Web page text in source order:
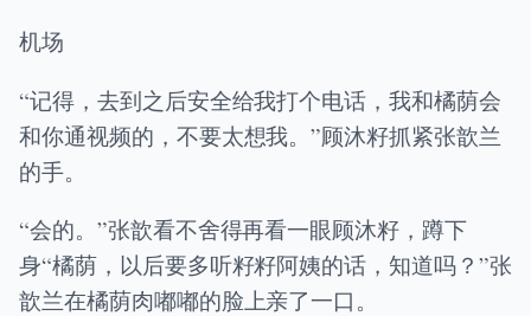
机场
“记得，去到之后安全给我打个电话，我和橘荫会
和你通视频的，不要太想我。”顾沐籽抓紧张歆兰
的手。
“会的。”张歆看不舍得再看一眼顾沐籽，蹲下
身“橘荫，以后要多听籽籽阿姨的话，知道吗？”张
歆兰在橘荫肉嘟嘟的脸上亲了一口。